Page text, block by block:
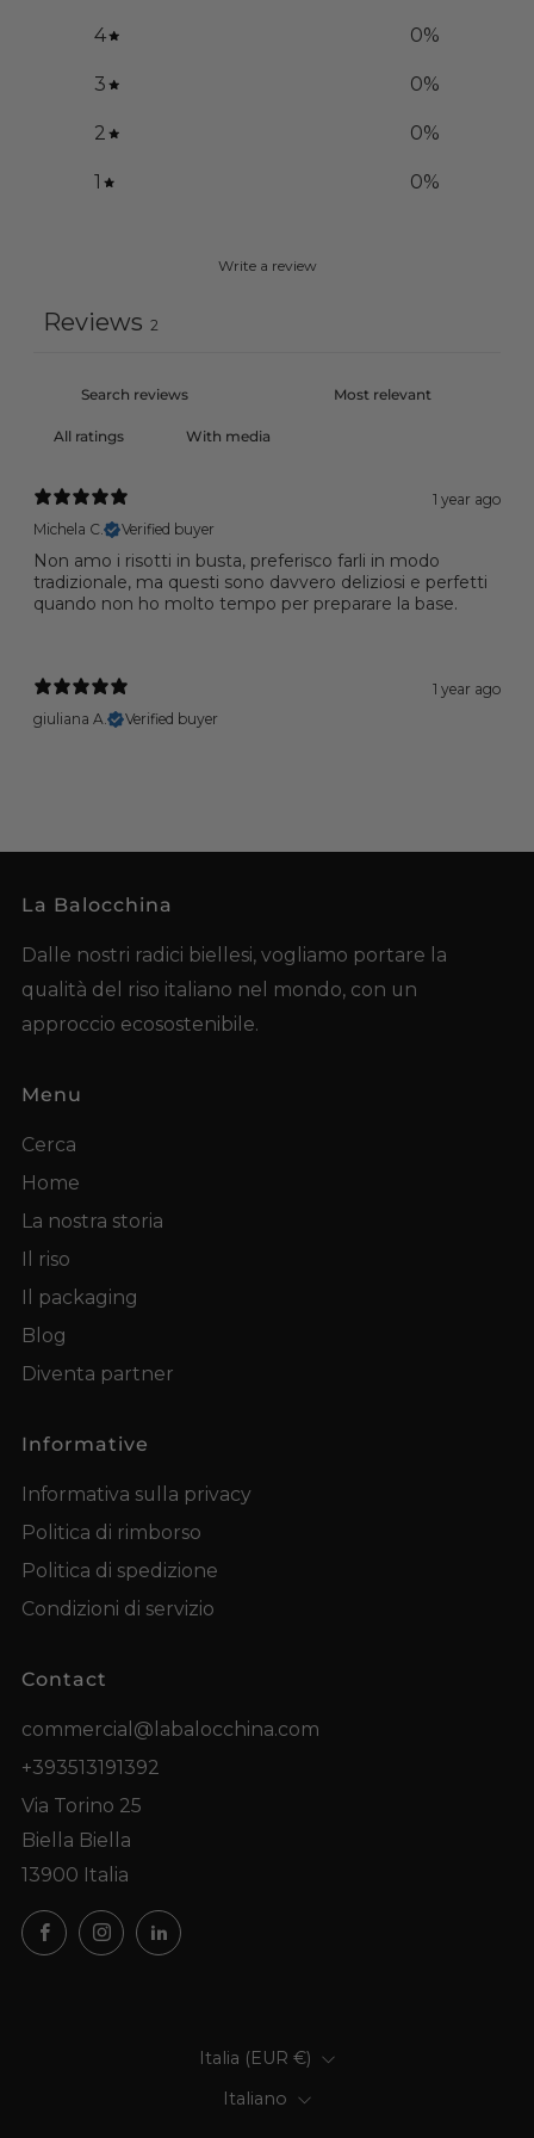
4 0%
3 0%
2 0%
1 0%
Write a review
Reviews 2
With media
1 year ago
Michela C.
Verified buyer
Non amo i risotti in busta, preferisco farli in modo
tradizionale, ma questi sono davvero deliziosi e perfetti
quando non ho molto tempo per preparare la base.
1 year ago
giuliana A.
Verified buyer
La Balocchina
Dalle nostri radici biellesi, vogliamo portare la
qualità del riso italiano nel mondo, con un
approccio ecosostenibile.
Menu
Cerca
Home
La nostra storia
Il riso
Il packaging
Blog
Diventa partner
Informative
Informativa sulla privacy
Politica di rimborso
Politica di spedizione
Condizioni di servizio
Contact
commercial@labalocchina.com
+393513191392
Via Torino 25
Biella Biella
13900 Italia
FacebookInstagramLinkedIn
Paese
Italia (EUR €)
Lingua
Italiano